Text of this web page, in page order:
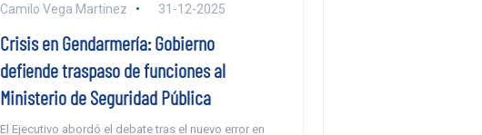
Camilo Vega Martinez 31-12-2025
Crisis en Gendarmería: Gobierno
defiende traspaso de funciones al
Ministerio de Seguridad Pública
El Ejecutivo abordó el debate tras el nuevo error en